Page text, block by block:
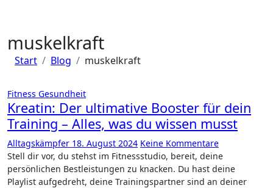
muskelkraft
Start Blog muskelkraft
Fitness Gesundheit
Kreatin: Der ultimative Booster für dein
Training – Alles, was du wissen musst
Alltagskämpfer 18. August 2024 Keine Kommentare
Stell dir vor, du stehst im Fitnessstudio, bereit, deine
persönlichen Bestleistungen zu knacken. Du hast deine
Playlist aufgedreht, deine Trainingspartner sind an deiner